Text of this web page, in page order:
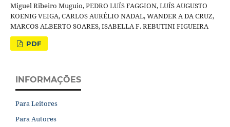
Miguel Ribeiro Muguio, PEDRO LUÍS FAGGION, LUÍS AUGUSTO
KOENIG VEIGA, CARLOS AURÉLIO NADAL, WANDER A DA CRUZ,
MARCOS ALBERTO SOARES, ISABELLA F. REBUTINI FIGUEIRA
PDF
INFORMAÇÕES
Para Leitores
Para Autores